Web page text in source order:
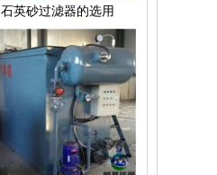
石英砂过滤器的选用